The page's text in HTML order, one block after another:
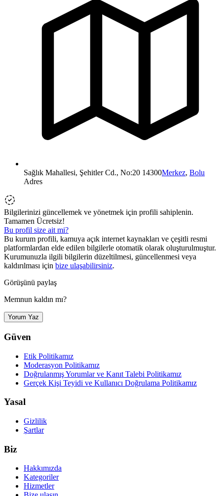
Sağlık Mahallesi, Şehitler Cd., No:20 14300Merkez, Bolu
Adres
Bilgilerinizi güncellemek ve yönetmek için profili sahiplenin.
Tamamen Ücretsiz!
Bu profil size ait mi?
Bu kurum profili, kamuya açık internet kaynakları ve çeşitli resmi
platformlardan elde edilen bilgilerle otomatik olarak oluşturulmuştur.
Kurumunuzla ilgili bilgilerin düzeltilmesi, güncellenmesi veya
kaldırılması için bize ulaşabilirsiniz.
Görüşünü paylaş
Memnun kaldın mı?
Yorum Yaz
Güven
Etik Politikamız
Moderasyon Politikamız
Doğrulanmış Yorumlar ve Kanıt Talebi Politikamız
Gerçek Kişi Teyidi ve Kullanıcı Doğrulama Politikamız
Yasal
Gizlilik
Şartlar
Biz
Hakkımızda
Kategoriler
Hizmetler